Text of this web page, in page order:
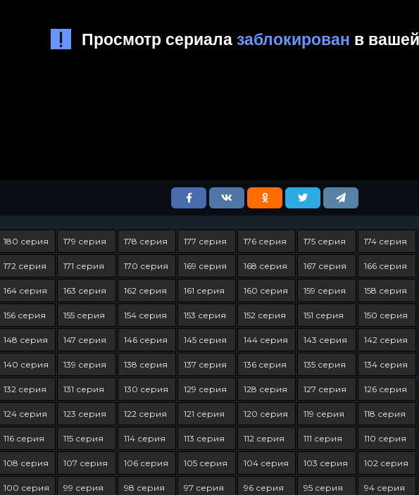
180 серия 179 серия 178 серия 177 серия 176 серия 175 серия 174 серия
172 серия 171 серия 170 серия 169 серия 168 серия 167 серия 166 серия
164 серия 163 серия 162 серия 161 серия 160 серия 159 серия 158 серия
156 серия 155 серия 154 серия 153 серия 152 серия 151 серия 150 серия
148 серия 147 серия 146 серия 145 серия 144 серия 143 серия 142 серия
140 серия 139 серия 138 серия 137 серия 136 серия 135 серия 134 серия
132 серия 131 серия 130 серия 129 серия 128 серия 127 серия 126 серия
124 серия 123 серия 122 серия 121 серия 120 серия 119 серия 118 серия
116 серия 115 серия 114 серия 113 серия 112 серия 111 серия 110 серия
108 серия 107 серия 106 серия 105 серия 104 серия 103 серия 102 серия
100 серия 99 серия 98 серия 97 серия 96 серия 95 серия 94 серия